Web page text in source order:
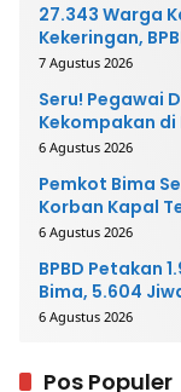
27.343 Warga
Kekeringan,
7 Agustus 2026
Seru! Pegawai
Kekompakan di
6 Agustus 2026
Pemkot Bima
Korban Kapal
6 Agustus 2026
BPBD Petakan
Bima, 5.604
6 Agustus 2026
Pos Populer